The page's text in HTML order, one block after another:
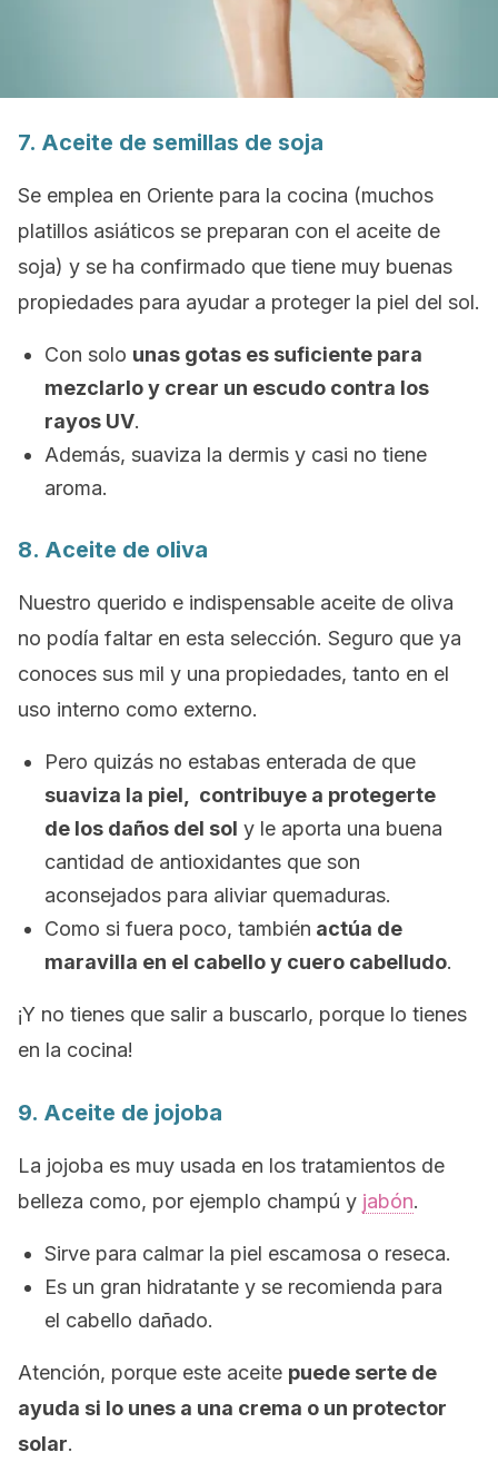
7. Aceite de semillas de soja
Se emplea en Oriente para la cocina (muchos
platillos asiáticos se preparan con el aceite de
soja) y se ha confirmado que tiene muy buenas
propiedades para ayudar a proteger la piel del sol.
Con solo unas gotas es suficiente para
mezclarlo y crear un escudo contra los
rayos UV.
Además, suaviza la dermis y casi no tiene
aroma.
8. Aceite de oliva
Nuestro querido e indispensable aceite de oliva
no podía faltar en esta selección. Seguro que ya
conoces sus mil y una propiedades, tanto en el
uso interno como externo.
Pero quizás no estabas enterada de que
suaviza la piel, contribuye a protegerte
de los daños del sol y le aporta una buena
cantidad de antioxidantes que son
aconsejados para aliviar quemaduras.
Como si fuera poco, también actúa de
maravilla en el cabello y cuero cabelludo.
¡Y no tienes que salir a buscarlo, porque lo tienes
en la cocina!
9. Aceite de jojoba
La jojoba es muy usada en los tratamientos de
belleza como, por ejemplo champú y jabón.
Sirve para calmar la piel escamosa o reseca.
Es un gran hidratante y se recomienda para
el cabello dañado.
Atención, porque este aceite puede serte de
ayuda si lo unes a una crema o un protector
solar.